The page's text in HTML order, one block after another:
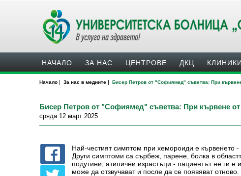
НАЧАЛО ЗА НАС ЦЕНТРОВЕ ДКЦ
Начало | За нас в медиите | Бисер Петров от "Софиямед" съветва: При
Бисер Петров от "Софиямед" съветва: При кървене от
сряда 12 март 2025
Най-честият симптом при хемороиди е кървенето -
Други симптоми са сърбеж, парене, болка в
подутини, атипични израстъци - пациентът не ги
може да отзвучават и после да се появяват отново.